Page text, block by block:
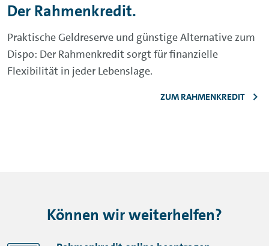
Der Rahmenkredit.
Praktische Geldreserve und günstige Alternative zum
Dispo: Der Rahmenkredit sorgt für finanzielle
Flexibilität in jeder Lebenslage.
ZUM RAHMENKREDIT
Können wir weiterhelfen?